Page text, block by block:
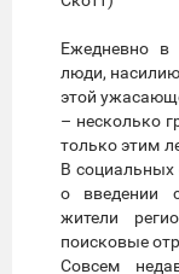
Ежедневно в
люди,
этой
– несколько
только этим
В
о введении
жители
поисковые
Совсем